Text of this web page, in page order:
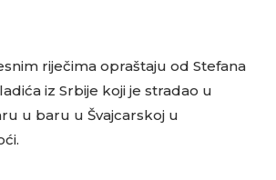
riječima opraštaju od Stefana
iz Srbije koji je stradao u
u baru u Švajcarskoj u